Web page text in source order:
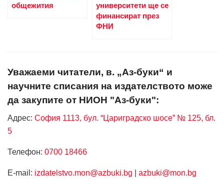
общежития
университети ще се
финансират през
ФНИ
Уважаеми читатели, в. „Аз-буки“ и
научните списания на издателството може
да закупите от НИОН "Аз-буки":
Адрес: София 1113, бул. “Цариградско шосе” № 125, бл.
5
Телефон: 0700 18466
Е-mail: izdatelstvo.mon@azbuki.bg azbuki@mon.bg